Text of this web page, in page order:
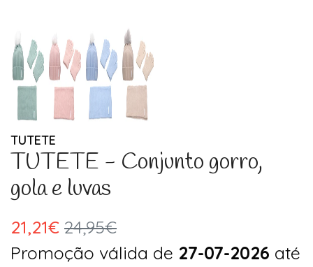
TUTETE
TUTETE - Conjunto gorro,
gola e luvas
21,21€ 24,95€
Promoção válida de 27-07-2026 até